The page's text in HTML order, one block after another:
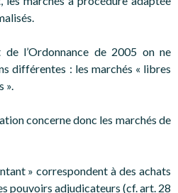
l’Ordonnance de 2005 on ne
différentes : les marchés « libres
».
concerne donc les marchés de
» correspondent à des achats
pouvoirs adjudicateurs (cf. art. 28